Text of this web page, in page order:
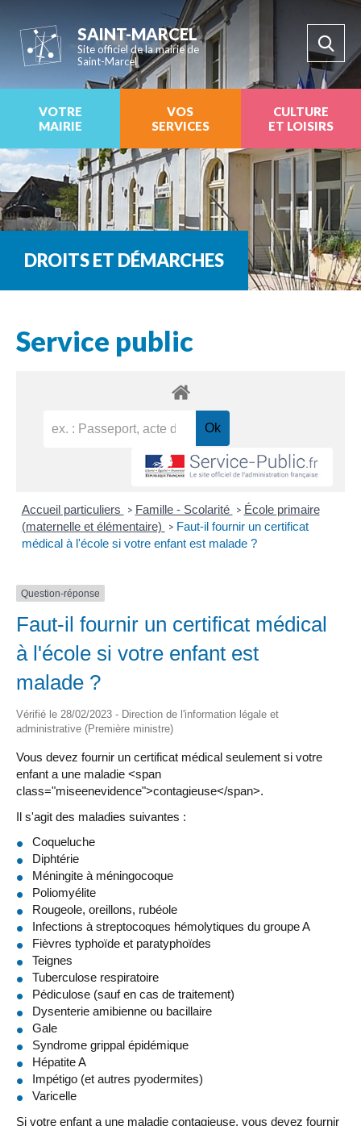
SAINT-MARCEL
Site officiel de la mairie de
Saint-Marcel
VOTRE
MAIRIE
VOS
SERVICES
CULTURE
ET LOISIRS
DROITS ET DÉMARCHES
Service public
Accueil particuliers > Famille - Scolarité > École primaire
(maternelle et élémentaire)
> Faut-il fournir un certificat
médical à l'école si votre enfant est malade ?
Question-réponse
Faut-il fournir un certificat médical
à l'école si votre enfant est
malade ?
Vérifié le 28/02/2023 - Direction de l'information légale et
administrative (Première ministre)
Vous devez fournir un certificat médical seulement si votre
enfant a une maladie <span
class="miseenevidence">contagieuse</span>.
Il s'agit des maladies suivantes :
Coqueluche
Diphtérie
Méningite à méningocoque
Poliomyélite
Rougeole, oreillons, rubéole
Infections à streptocoques hémolytiques du groupe A
Fièvres typhoïde et paratyphoïdes
Teignes
Tuberculose respiratoire
Pédiculose (sauf en cas de traitement)
Dysenterie amibienne ou bacillaire
Gale
Syndrome grippal épidémique
Hépatite A
Impétigo (et autres pyodermites)
Varicelle
Si votre enfant a une maladie contagieuse, vous devez fournir